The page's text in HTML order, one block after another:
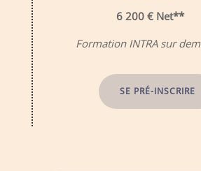
6 200 € Net**
Formation INTRA sur
SE PRÉ-INSCRIRE